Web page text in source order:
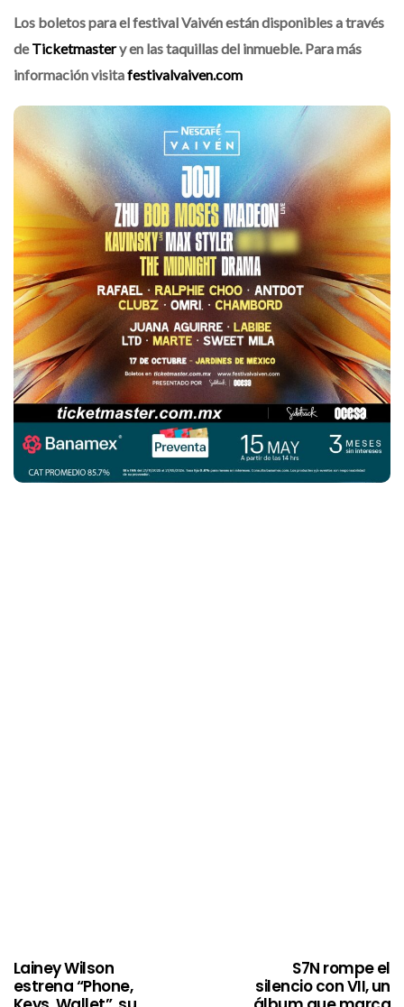
Los boletos para el festival Vaivén están disponibles a través
deTicketmastery en las taquillas del inmueble. Para más
información visitafestivalvaiven.com
Lainey Wilson
estrena “Phone,
S7N rompe el
silencio con VII, un